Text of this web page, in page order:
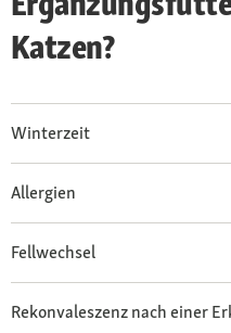
Katzen?
Winterzeit
Allergien
Fellwechsel
Rekonvaleszenz nach einer